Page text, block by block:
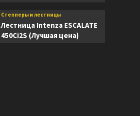
Степперы и лестницы
Лестница Intenza ESCALATE
450Ci2S (Лучшая цена)